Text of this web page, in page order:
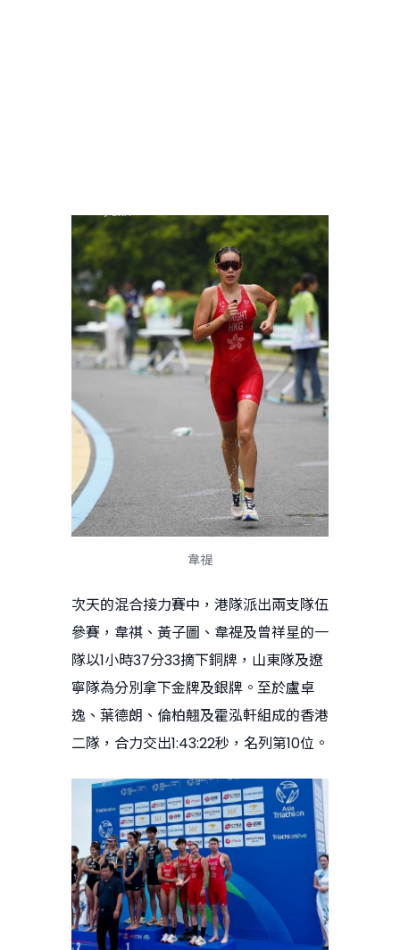
韋禔
次天的混合接力賽中，港隊派出兩支隊伍
參賽，韋祺、黃子圖、韋禔及曾祥星的一
隊以1小時37分33摘下銅牌，山東隊及遼
寧隊為分別拿下金牌及銀牌。至於盧卓
逸、葉德朗、倫柏翹及霍泓軒組成的香港
二隊，合力交出1:43:22秒，名列第10位。